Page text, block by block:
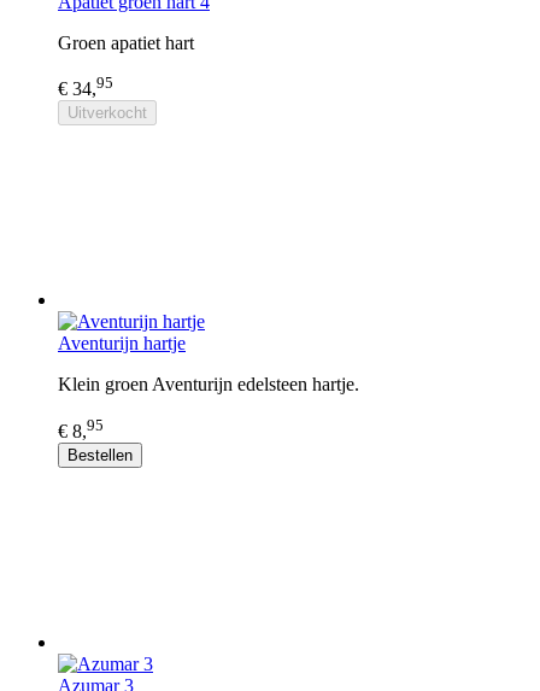
Groen apatiet hart
€ 34,95
Uitverkocht
Aventurijn hartje
Klein groen Aventurijn edelsteen hartje.
€ 8,95
Bestellen
Azumar 3